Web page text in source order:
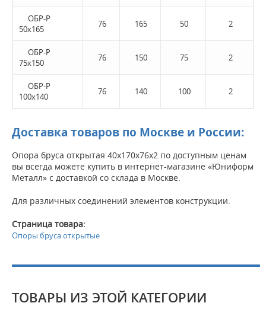
ОБР-Р
50х165
76 165 50 2
ОБР-Р
75х150
76 150 75 2
ОБР-Р
100х140
76 140 100 2
Доставка товаров по Москве и России:
Опора бруса открытая 40х170х76х2 по доступным ценам
вы всегда можете купить в интернет-магазине «Юниформ
Металл» с доставкой со склада в Москве.
Для различных соединений элементов конструкции.
Страница товара:
Опоры бруса открытые
ТОВАРЫ ИЗ ЭТОЙ КАТЕГОРИИ